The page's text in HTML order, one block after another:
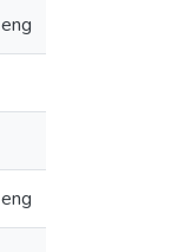
eng
eng